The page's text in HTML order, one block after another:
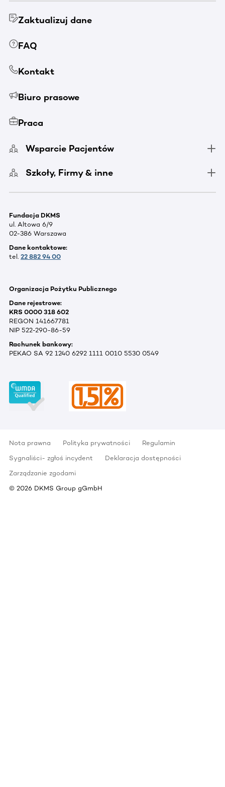
Zaktualizuj dane
FAQ
Kontakt
Biuro prasowe
Praca
Wsparcie Pacjentów
Szkoły, Firmy & inne
Fundacja DKMS
ul. Altowa 6/9
02-386 Warszawa
Dane kontaktowe:
tel. 22 882 94 00
Organizacja Pożytku Publicznego
Dane rejestrowe:
KRS 0000 318 602
REGON 141667781
NIP 522-290-86-59
Rachunek bankowy:
PEKAO SA 92 1240 6292 1111 0010 5530 0549
Nota prawna Polityka prywatności
Regulamin
Sygnaliści- zgłoś incydent
Deklaracja dostępności
Zarządzanie zgodami
© 2026 DKMS Group gGmbH